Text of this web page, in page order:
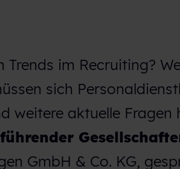
Trends im Recruiting?
sich
weitere aktuelle
GmbH & Co. KG,